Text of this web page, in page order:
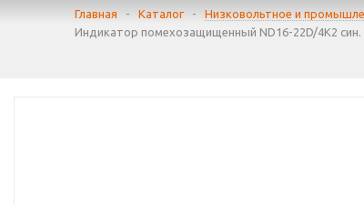
Главная - Каталог - Низковольтное и
Индикатор помехозащищенный ND16-22D/4K2 син.